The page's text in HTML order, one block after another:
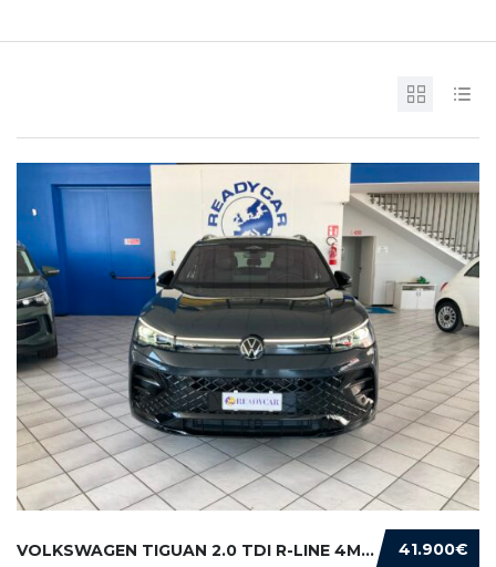
41.900€
VOLKSWAGEN TIGUAN 2.0 TDI R-LINE 4MOTION 193...